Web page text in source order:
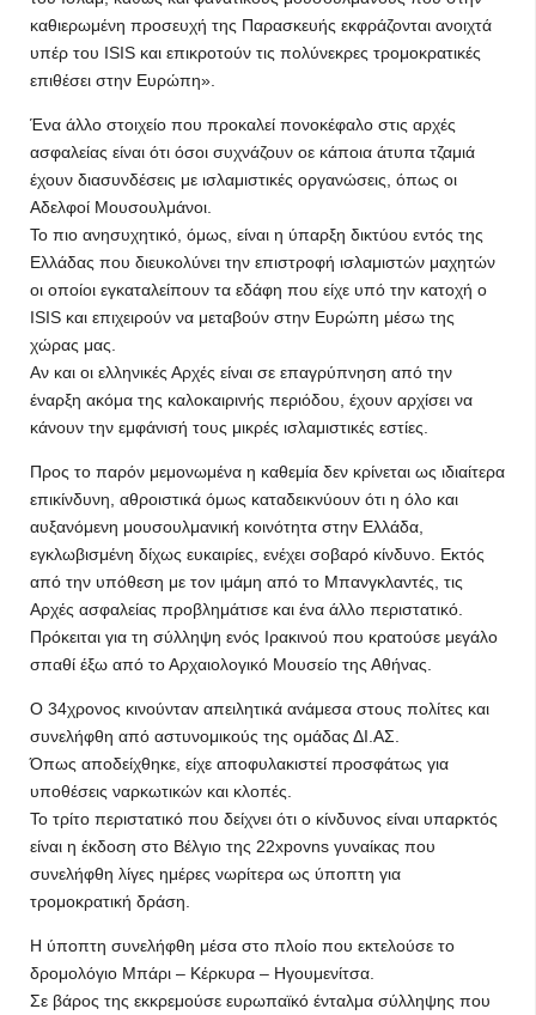
καθιερωμένη προσευχή της Παρασκευής εκφράζονται ανοιχτά
υπέρ του ISIS και επικροτούν τις πολύνεκρες τρομοκρατικές
επιθέσει στην Ευρώπη».
Ένα άλλο στοιχείο που προκαλεί πονοκέφαλο στις αρχές
ασφαλείας είναι ότι όσοι συχνάζουν οε κάποια άτυπα τζαμιά
έχουν διασυνδέσεις με ισλαμιστικές οργανώσεις, όπως οι
Αδελφοί Μουσουλμάνοι.
Το πιο ανησυχητικό, όμως, είναι η ύπαρξη δικτύου εντός της
Ελλάδας που διευκολύνει την επιστροφή ισλαμιστών μαχητών
οι οποίοι εγκαταλείπουν τα εδάφη που είχε υπό την κατοχή ο
ISIS και επιχειρούν να μεταβούν στην Ευρώπη μέσω της
χώρας μας.
Αν και οι ελληνικές Αρχές είναι σε επαγρύπνηση από την
έναρξη ακόμα της καλοκαιρινής περιόδου, έχουν αρχίσει να
κάνουν την εμφάνισή τους μικρές ισλαμιστικές εστίες.
Προς το παρόν μεμονωμένα η καθεμία δεν κρίνεται ως ιδιαίτερα
επικίνδυνη, αθροιστικά όμως καταδεικνύουν ότι η όλο και
αυξανόμενη μουσουλμανική κοινότητα στην Ελλάδα,
εγκλωβισμένη δίχως ευκαιρίες, ενέχει σοβαρό κίνδυνο. Εκτός
από την υπόθεση με τον ιμάμη από το Μπανγκλαντές, τις
Αρχές ασφαλείας προβλημάτισε και ένα άλλο περιστατικό.
Πρόκειται για τη σύλληψη ενός Ιρακινού που κρατούσε μεγάλο
σπαθί έξω από το Αρχαιολογικό Μουσείο της Αθήνας.
Ο 34χρονος κινούνταν απειλητικά ανάμεσα στους πολίτες και
συνελήφθη από αστυνομικούς της ομάδας ΔΙ.ΑΣ.
Όπως αποδείχθηκε, είχε αποφυλακιστεί προσφάτως για
υποθέσεις ναρκωτικών και κλοπές.
Το τρίτο περιστατικό που δείχνει ότι ο κίνδυνος είναι υπαρκτός
είναι η έκδοση στο Βέλγιο της 22xpovns γυναίκας που
συνελήφθη λίγες ημέρες νωρίτερα ως ύποπτη για
τρομοκρατική δράση.
Η ύποπτη συνελήφθη μέσα στο πλοίο που εκτελούσε το
δρομολόγιο Μπάρι – Κέρκυρα – Ηγουμενίτσα.
Σε βάρος της εκκρεμούσε ευρωπαϊκό ένταλμα σύλληψης που